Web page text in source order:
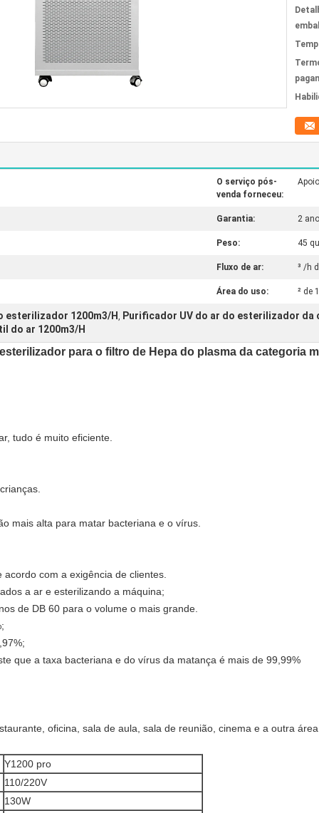
O serviço pós-
venda forneceu:
Garantia: 2
Peso: 45
Fluxo de ar: ³ /h
Área do uso: ² de
esterilizador 1200m3/H , Purificador UV do ar do esterilizador da
do ar 1200m3/H
para o filtro de Hepa do plasma da categoria
tudo é muito eficiente.
mais alta para matar bacteriana e o vírus.
com a exigência de clientes.
a ar e esterilizando a máquina;
de DB 60 para o volume o mais grande.
a taxa bacteriana e do vírus da matança é mais de 99,99%
oficina, sala de aula, sala de reunião, cinema e a outra
Y1200 pro
110/220V
130W